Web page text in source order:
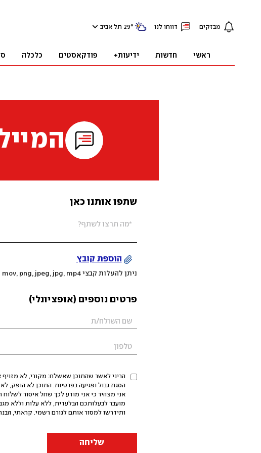
מבזקים דווחו לנו 29° תל אביב
ראשי חדשות ידיעות+ פודקאסטים כלכלה
שתפו אותנו כאן
הוספת קובץ
ניתן להעלות קבצי mov, png, jpeg, jpg, mp4 עד 200MB
פרטים נוספים (אופציונלי)
הריני לאשר שהתוכן שאשלח: מקורי, לא מזויף
אני מצהיר כי אני מודע לכך שחל איסור לשלוח
מועבר לבעלותכם הבלעדית, ללא עלות וללא
ותידרשו למסור אותם לגורם רשמי. קראתי,
שליחה